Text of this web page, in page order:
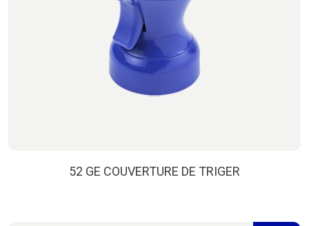
52 GE COUVERTURE DE TRIGER